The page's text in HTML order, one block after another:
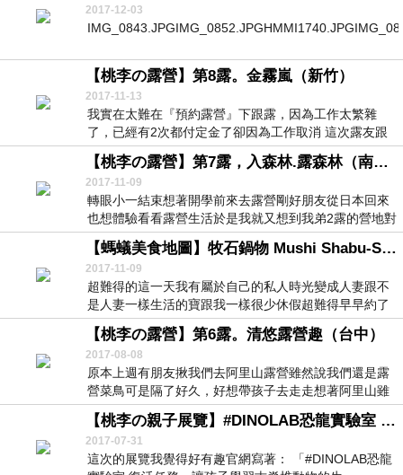
2017-12-03
【桃李の露營】第8露。金霧嵐（新竹）
2017-11-13
我實在太難在『預約露營』下跟露，因為工作太繁雜
了，已經有2次都付定金了卻因為工作取消 這次露友跟
她們...
【桃李の露營】第7露，入森林.露森林（南投）
2017-11-09
轉眼小一結束想著開學前來去露營剛好朋友從日本回來
也想體驗看看露營生活於是我就又想到我弟2露的營地對
新...
【螞蟻美食地圖】牧石鍋物 Mushi Shabu-Shabu。桃園
2017-11-09
超難得的這一天我有屬於自己的私人時光變成人妻跟不
是人妻一樣生活的寶跟我一樣很少休假超難得早早約了
我在...
【桃李の露營】第6露。清悠露營趣（台中）
2017-08-08
原本上週有朋友揪我們去阿里山露營雖然說我們還是露
營菜鳥可是隔了好久，好想帶孩子去走走想著阿里山雖
然好...
【桃李の親子展覽】#DINOLAB恐龍實驗室 復活任務 特展。台北
2017-07-31
這次的展覽我覺得好有趣官網寫著： 「#DINOLAB恐龍